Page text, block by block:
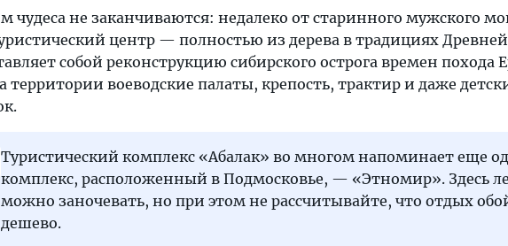
чудеса не заканчиваются: недалеко от старинного мужского
центр — полностью из дерева в традициях
собой реконструкцию сибирского острога времен похода
территории воеводские палаты, крепость, трактир и даже
Туристический комплекс «Абалак» во многом напоминает еще
комплекс, расположенный в Подмосковье, — «Этномир». Здесь
можно заночевать, но при этом не рассчитывайте, что отдых
дешево.